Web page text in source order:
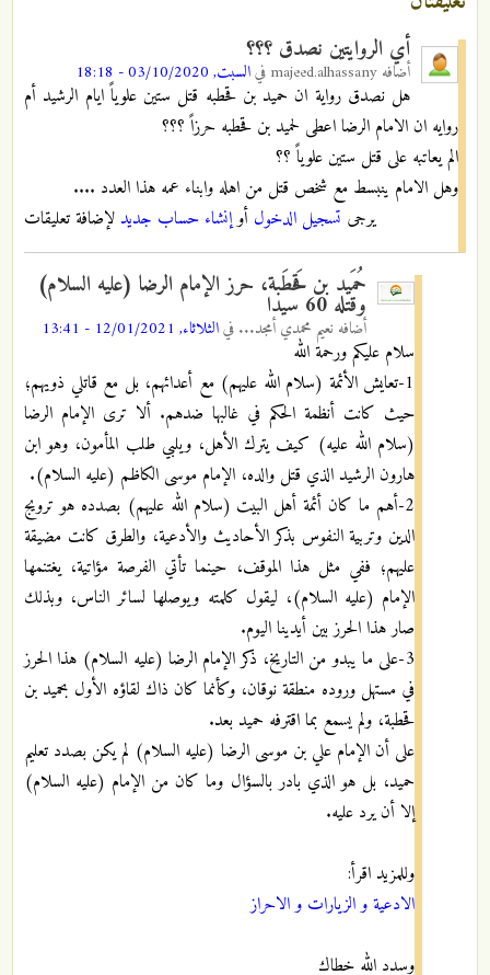
أي الروايتين نصدق ؟؟؟
أضافه majeed.alhassany فيالسبت, 03/10/2020 - 18:18
هل نصدق رواية ان حميد بن قحطبه قتل ستين علوياً ايام الرشيد أم
روايه ان الامام الرضا اعطى لحميد بن قحطبه حرزاً ؟؟؟
الم يعاتبه على قتل ستين علوياً ؟؟
وهل الامام ينبسط مع شخص قتل من اهله وابناء عمه هذا العدد ....
يرجى تسجيل الدخول أوإنشاء حساب جديد لإضافة تعليقات
حُمَيد بن قَحطَبة، حرز الإمام الرضا (عليه السلام)
وقتله 60 سيدا
أضافه نعيم محمدي أمجد... فيالثلاثاء, 12/01/2021 - 13:41
سلام عليكم ورحمة الله
1-تعايش الأئمة (سلام الله عليهم) مع أعدائهم، بل مع قاتلي ذويهم؛
حيث كانت أنظمة الحكم في غالبها ضدهم. ألا ترى الإمام الرضا
(سلام الله عليه) كيف يترك الأهل، ويلبي طلب المأمون، وهو ابن
هارون الرشيد الذي قتل والده، الإمام موسى الكاظم (عليه السلام).
2-أهم ما كان أئمة أهل البيت (سلام الله عليهم) بصدده هو ترويج
الدين وتربية النفوس بذكر الأحاديث والأدعية، والطرق كانت مضيقة
عليهم؛ ففي مثل هذا الموقف، حينما تأتي الفرصة مؤاتية، يغتنمها
الإمام (عليه السلام)، ليقول كلمته ويوصلها لسائر الناس، وبذلك
صار هذا الحرز بين أيدينا اليوم.
3-على ما يبدو من التاريخ، ذكر الإمام الرضا (عليه السلام) هذا الحرز
في مستهل وروده منطقة نوقان، وكأنما كان ذاك لقاؤه الأول بحميد بن
قحطبة، ولم يسمع بما اقترفه حميد بعد.
على أن الإمام علي بن موسى الرضا (عليه السلام) لم يكن بصدد تعليم
حميد، بل هو الذي بادر بالسؤال وما كان من الإمام (عليه السلام)
إلا أن يرد عليه.
وللمزيد اقرأ:
الادعية و الزيارات و الاحراز
وسدد الله خطاك